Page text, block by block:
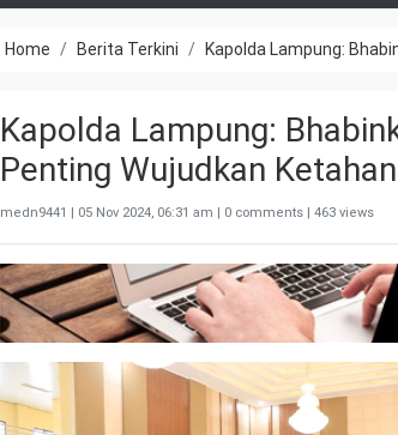
Home Berita Terkini Kapolda Lampung:
Kapolda Lampung:
Penting Wujudkan
medn9441 | 05 Nov 2024, 06:31 am | 0 comments | 463 views